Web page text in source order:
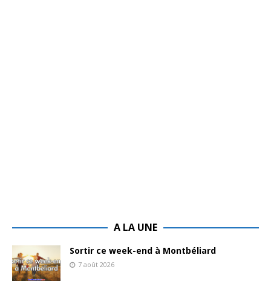
A LA UNE
Sortir ce week-end à Montbéliard
7 août 2026